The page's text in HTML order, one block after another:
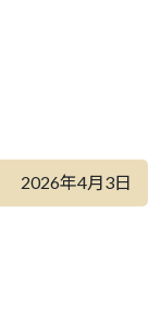
2026年4月3日